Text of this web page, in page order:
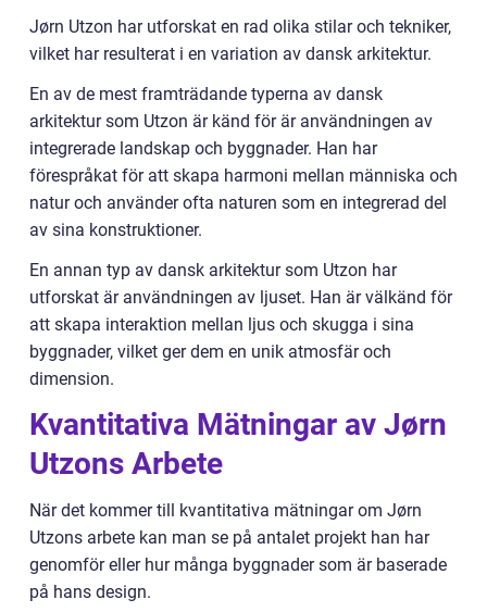
Jørn Utzon har utforskat en rad olika stilar och tekniker,
vilket har resulterat i en variation av dansk arkitektur.
En av de mest framträdande typerna av dansk
arkitektur som Utzon är känd för är användningen av
integrerade landskap och byggnader. Han har
förespråkat för att skapa harmoni mellan människa och
natur och använder ofta naturen som en integrerad del
av sina konstruktioner.
En annan typ av dansk arkitektur som Utzon har
utforskat är användningen av ljuset. Han är välkänd för
att skapa interaktion mellan ljus och skugga i sina
byggnader, vilket ger dem en unik atmosfär och
dimension.
Kvantitativa Mätningar av Jørn
Utzons Arbete
När det kommer till kvantitativa mätningar om Jørn
Utzons arbete kan man se på antalet projekt han har
genomför eller hur många byggnader som är baserade
på hans design.